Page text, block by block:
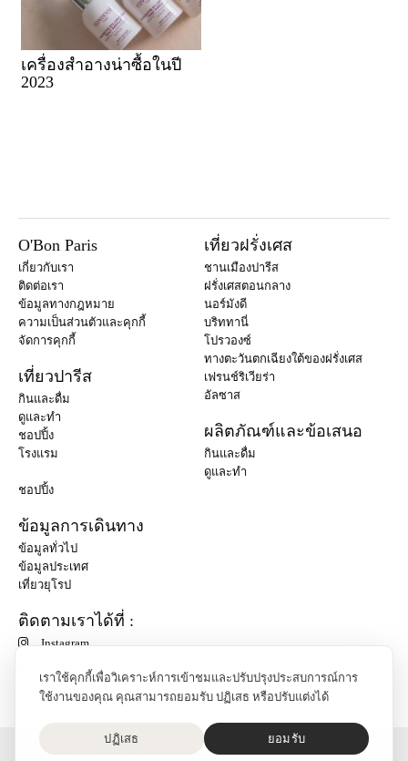
เราใช้คุกกี้เพื่อวิเคราะห์การเข้าชมและปรับปรุงประสบการณ์การ
ใช้งานของคุณ คุณสามารถยอมรับ ปฏิเสธ หรือปรับแต่งได้
ปฏิเสธ ยอมรับ
เครื่องสำอางน่าซื้อในปี
2023
O'Bon Paris
เกี่ยวกับเรา
ติดต่อเรา
ข้อมูลทางกฎหมาย
ความเป็นส่วนตัวและคุกกี้
จัดการคุกกี้
เที่ยวปารีส
กินและดื่ม
ดูและทำ
ชอปปิ้ง
โรงแรม
เที่ยวฝรั่งเศส
ชานเมืองปารีส
ฝรั่งเศสตอนกลาง
นอร์มังดี
บริททานี่
โปรวองซ์
ทางตะวันตกเฉียงใต้ของฝรั่งเศส
เฟรนช์ริเวียร่า
อัลซาส
ผลิตภัณฑ์และข้อเสนอ
กินและดื่ม
ดูและทำ
ชอปปิ้ง
ข้อมูลการเดินทาง
ข้อมูลทั่วไป
ข้อมูลประเทศ
เที่ยวยุโรป
ติดตามเราได้ที่ :
Instagram
O'Bon Paris - 148 rue de Courcelles - 75017 Paris